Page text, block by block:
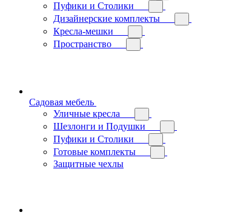
Пуфики и Столики
Дизайнерские комплекты
Кресла-мешки
Пространство
Садовая мебель
Уличные кресла
Шезлонги и Подушки
Пуфики и Столики
Готовые комплекты
Защитные чехлы